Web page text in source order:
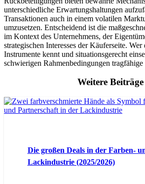
unterschiedliche Erwartungshaltungen
Transaktionen auch in einem volatilen
umzusetzen. Entscheidend ist die
im Kontext des Unternehmens, der
strategischen Interesses der Käuferseite.
Instrumente kennt und situationsgerecht
schwierigen Rahmenbedingungen
Weitere Beiträge
Die großen Deals in der Farben-
Lackindustrie (2025/2026)